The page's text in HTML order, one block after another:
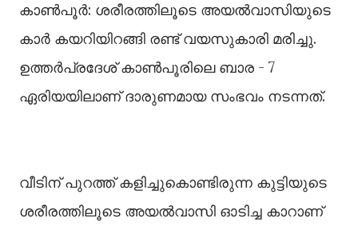
കാണ്‍പൂർ: ശരീരത്തിലൂടെ അയൽവാസിയുടെ
കാർ കയറിയിറങ്ങി രണ്ട് വയസുകാരി മരിച്ചു.
ഉത്തർപ്രദേശ് കാണ്‍പൂരിലെ ബാര - 7
ഏരിയയിലാണ് ദാരുണമായ സംഭവം നടന്നത്.
വീടിന് പുറത്ത് കളിച്ചുകൊണ്ടിരുന്ന കുട്ടിയുടെ
ശരീരത്തിലൂടെ അയല്‍വാസി ഓടിച്ച കാറാണ്